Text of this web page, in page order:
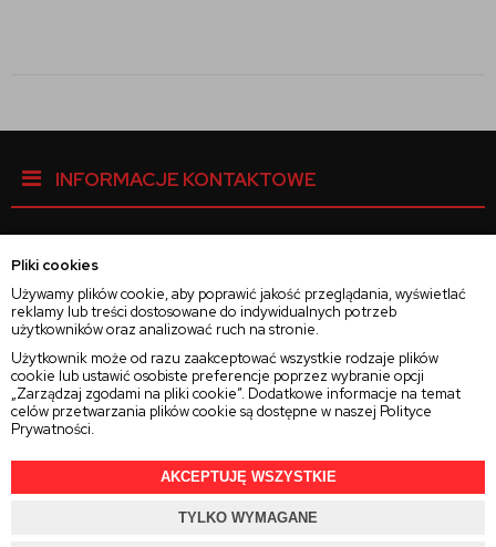
Pliki cookies
Używamy plików cookie, aby poprawić jakość przeglądania, wyświetlać
reklamy lub treści dostosowane do indywidualnych potrzeb
użytkowników oraz analizować ruch na stronie.
Użytkownik może od razu zaakceptować wszystkie rodzaje plików
cookie lub ustawić osobiste preferencje poprzez wybranie opcji
„Zarządzaj zgodami na pliki cookie”. Dodatkowe informacje na temat
celów przetwarzania plików cookie są dostępne w naszej Polityce
Prywatności.
AKCEPTUJĘ WSZYSTKIE
TYLKO WYMAGANE
INFORMACJE KONTAKTOWE
Facebook
Instagram
Twitter
2025 © Wszelkie Prawa Zastrzeżone